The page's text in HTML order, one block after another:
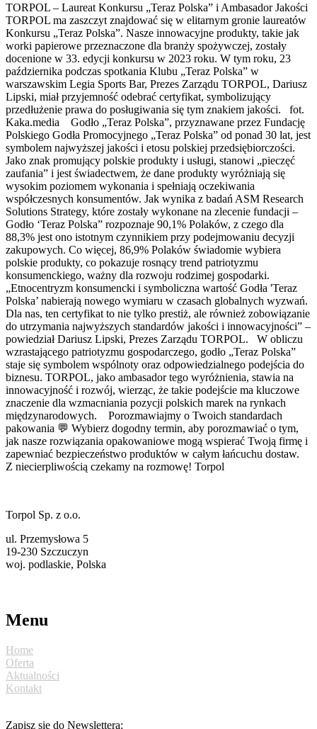
TORPOL – Laureat Konkursu „Teraz Polska” i Ambasador Jakości
TORPOL ma zaszczyt znajdować się w elitarnym gronie laureatów
Konkursu „Teraz Polska”. Nasze innowacyjne produkty, takie jak
worki papierowe przeznaczone dla branży spożywczej, zostały
docenione w 33. edycji konkursu w 2023 roku. W tym roku, 23
października podczas spotkania Klubu „Teraz Polska” w
warszawskim Legia Sports Bar, Prezes Zarządu TORPOL, Dariusz
Lipski, miał przyjemność odebrać certyfikat, symbolizujący
przedłużenie prawa do posługiwania się tym znakiem jakości. fot.
Kaka.media Godło „Teraz Polska”, przyznawane przez Fundację
Polskiego Godła Promocyjnego „Teraz Polska” od ponad 30 lat, jest
symbolem najwyższej jakości i etosu polskiej przedsiębiorczości.
Jako znak promujący polskie produkty i usługi, stanowi „pieczęć
zaufania” i jest świadectwem, że dane produkty wyróżniają się
wysokim poziomem wykonania i spełniają oczekiwania
współczesnych konsumentów. Jak wynika z badań ASM Research
Solutions Strategy, które zostały wykonane na zlecenie fundacji –
Godło ‘Teraz Polska” rozpoznaje 90,1% Polaków, z czego dla
88,3% jest ono istotnym czynnikiem przy podejmowaniu decyzji
zakupowych. Co więcej, 86,9% Polaków świadomie wybiera
polskie produkty, co pokazuje rosnący trend patriotyzmu
konsumenckiego, ważny dla rozwoju rodzimej gospodarki.
„Etnocentryzm konsumencki i symboliczna wartość Godła 'Teraz
Polska’ nabierają nowego wymiaru w czasach globalnych wyzwań.
Dla nas, ten certyfikat to nie tylko prestiż, ale również zobowiązanie
do utrzymania najwyższych standardów jakości i innowacyjności” –
powiedział Dariusz Lipski, Prezes Zarządu TORPOL. W obliczu
wzrastającego patriotyzmu gospodarczego, godło „Teraz Polska”
staje się symbolem wspólnoty oraz odpowiedzialnego podejścia do
biznesu. TORPOL, jako ambasador tego wyróżnienia, stawia na
innowacyjność i rozwój, wierząc, że takie podejście ma kluczowe
znaczenie dla wzmacniania pozycji polskich marek na rynkach
międzynarodowych. Porozmawiajmy o Twoich standardach
pakowania 💬​ Wybierz dogodny termin, aby porozmawiać o tym,
jak nasze rozwiązania opakowaniowe mogą wspierać Twoją firmę i
zapewniać bezpieczeństwo produktów w całym łańcuchu dostaw.
Z niecierpliwością czekamy na rozmowę! Torpol
Torpol Sp. z o.o.
ul. Przemysłowa 5
19-230 Szczuczyn
woj. podlaskie, Polska
Menu
Home
Oferta
Aktualności
Kontakt
Zapisz się do Newslettera: